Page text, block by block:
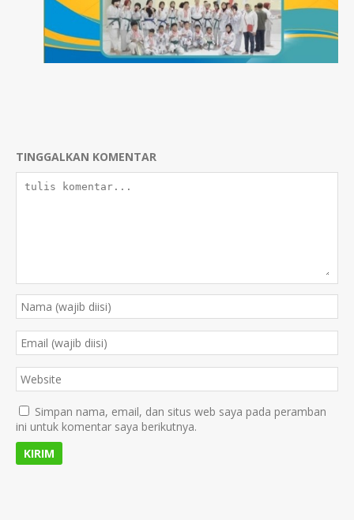
TINGGALKAN KOMENTAR
Simpan nama, email, dan situs web saya pada peramban
ini untuk komentar saya berikutnya.